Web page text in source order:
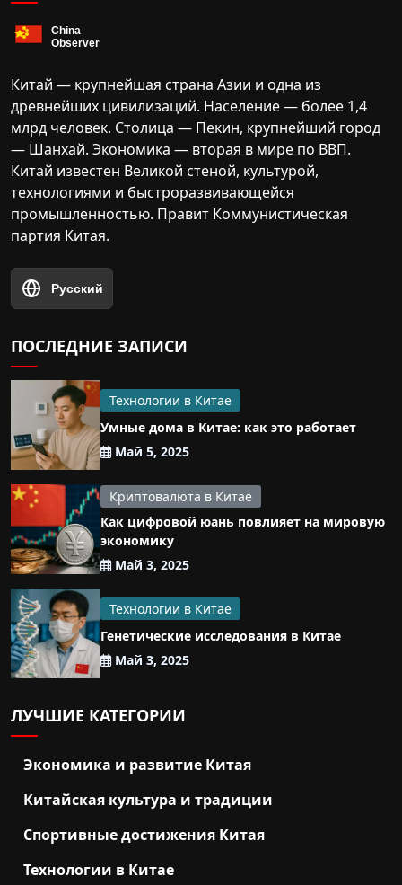
Китай — крупнейшая страна Азии и одна из
древнейших цивилизаций. Население — более 1,4
млрд человек. Столица — Пекин, крупнейший город
— Шанхай. Экономика — вторая в мире по ВВП.
Китай известен Великой стеной, культурой,
технологиями и быстроразвивающейся
промышленностью. Правит Коммунистическая
партия Китая.
Русский
ПОСЛЕДНИЕ ЗАПИСИ
Технологии в Китае
Умные дома в Китае: как это работает
Май 5, 2025
Криптовалюта в Китае
Как цифровой юань повлияет на мировую
экономику
Май 3, 2025
Технологии в Китае
Генетические исследования в Китае
Май 3, 2025
ЛУЧШИЕ КАТЕГОРИИ
Экономика и развитие Китая
Китайская культура и традиции
Спортивные достижения Китая
Технологии в Китае